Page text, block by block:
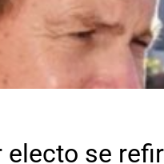
electo se